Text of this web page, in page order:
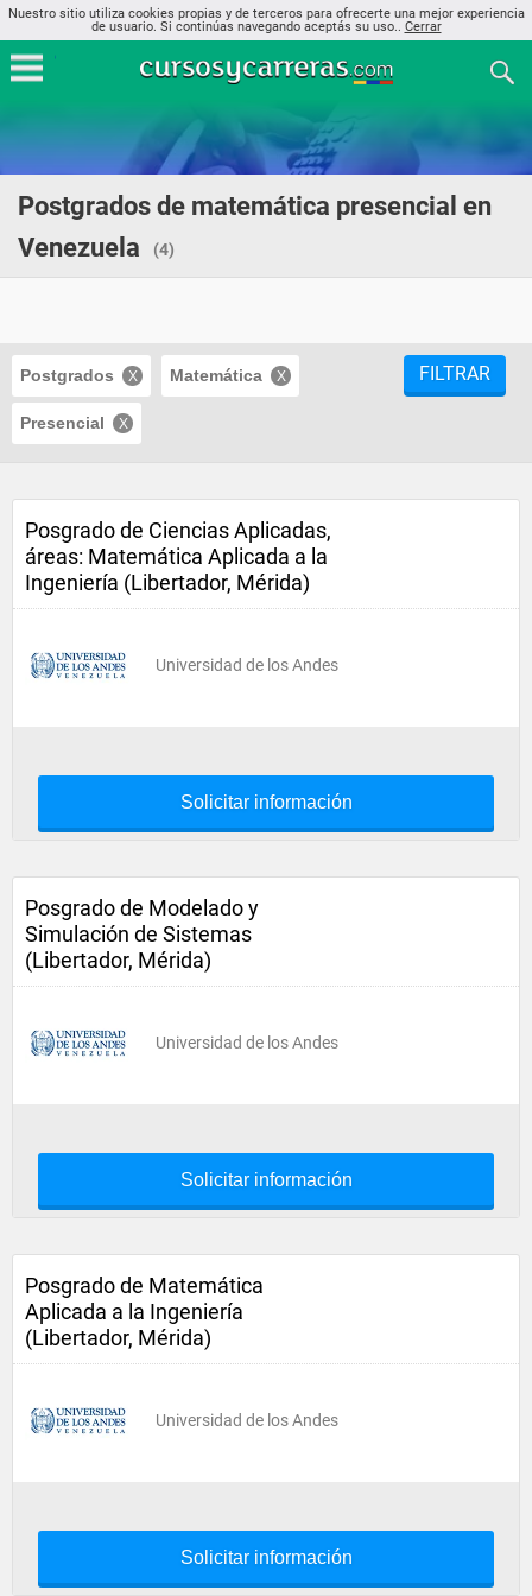
Nuestro sitio utiliza cookies propias y de terceros para ofrecerte una mejor experiencia
de usuario. Si continúas navegando aceptás su uso.. Cerrar
Postgrados de matemática presencial en
Venezuela
(4)
Postgrados Matemática
Presencial
FILTRAR
Posgrado de Ciencias Aplicadas,
áreas: Matemática Aplicada a la
Ingeniería (Libertador, Mérida)
Universidad de los Andes
Solicitar información
Posgrado de Modelado y
Simulación de Sistemas
(Libertador, Mérida)
Universidad de los Andes
Solicitar información
Posgrado de Matemática
Aplicada a la Ingeniería
(Libertador, Mérida)
Universidad de los Andes
Solicitar información